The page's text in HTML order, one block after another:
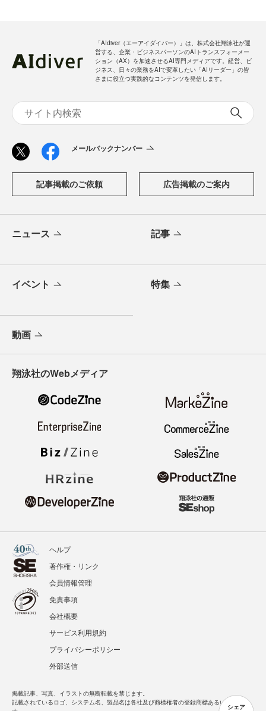
シェア
「AIdiver（エーアイダイバー）」は、株式会社翔泳社が運
営する、企業・ビジネスパーソンのAIトランスフォーメー
ション（AX）を加速させるAI専門メディアです。経営、ビ
ジネス、日々の業務をAIで変革したい「AIリーダー」の皆
さまに役立つ実践的なコンテンツを発信します。
メールバックナンバー
記事掲載のご依頼 広告掲載のご案内
ニュース 記事
イベント 特集
動画
翔泳社のWebメディア
ヘルプ
著作権・リンク
会員情報管理
免責事項
会社概要
サービス利用規約
プライバシーポリシー
外部送信
掲載記事、写真、イラストの無断転載を禁じます。
記載されているロゴ、システム名、製品名は各社及び商標権者の登録商標あるいは商標で